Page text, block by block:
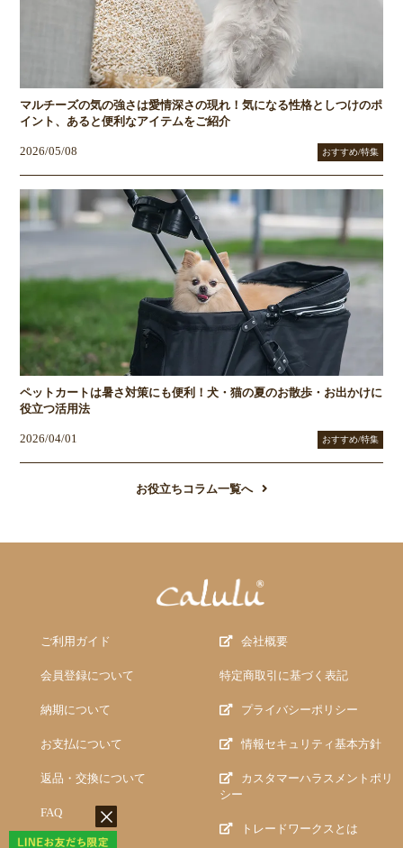
マルチーズの気の強さは愛情深さの現れ！気になる性格としつけのポ
イント、あると便利なアイテムをご紹介
2026/05/08 おすすめ/特集
ペットカートは暑さ対策にも便利！犬・猫の夏のお散歩・お出かけに
役立つ活用法
2026/04/01 おすすめ/特集
お役立ちコラム一覧へ
ご利用ガイド
会員登録について
納期について
お支払について
返品・交換について
FAQ
会社概要
特定商取引に基づく表記
プライバシーポリシー
情報セキュリティ基本方針
カスタマーハラスメントポリ
シー
トレードワークスとは